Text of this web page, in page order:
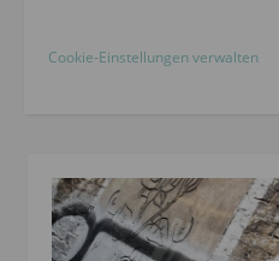
Cookie-Einstellungen verwalten